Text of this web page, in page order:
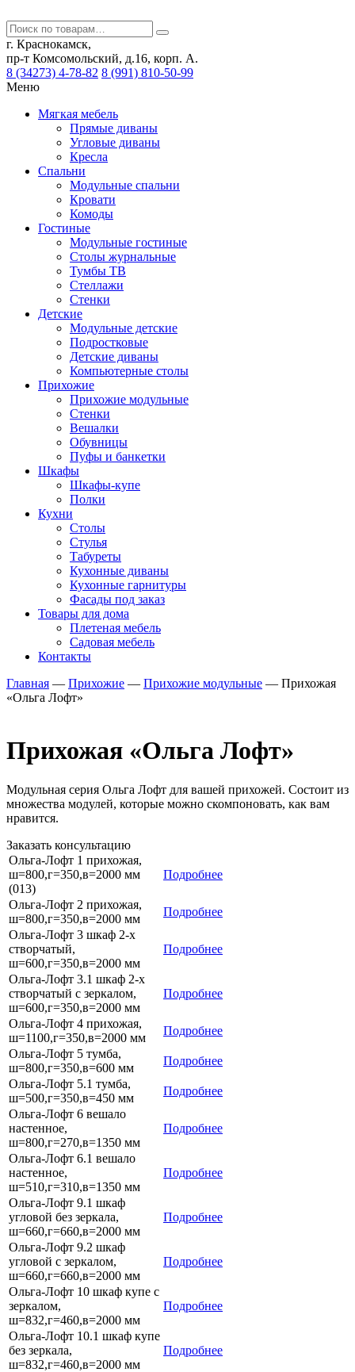
г. Краснокамск,
пр-т Комсомольский, д.16, корп. А.
8 (34273) 4-78-82 8 (991) 810-50-99
Меню
Мягкая мебель
Прямые диваны
Угловые диваны
Кресла
Спальни
Модульные спальни
Кровати
Комоды
Гостиные
Модульные гостиные
Столы журнальные
Тумбы ТВ
Стеллажи
Стенки
Детские
Модульные детские
Подростковые
Детские диваны
Компьютерные столы
Прихожие
Прихожие модульные
Стенки
Вешалки
Обувницы
Пуфы и банкетки
Шкафы
Шкафы-купе
Полки
Кухни
Столы
Стулья
Табуреты
Кухонные диваны
Кухонные гарнитуры
Фасады под заказ
Товары для дома
Плетеная мебель
Садовая мебель
Контакты
Главная — Прихожие — Прихожие модульные — Прихожая
«Ольга Лофт»
Прихожая «Ольга Лофт»
Модульная серия Ольга Лофт для вашей прихожей. Состоит из
множества модулей, которые можно скомпоновать, как вам
нравится.
Заказать консультацию
Ольга-Лофт 1 прихожая,
ш=800,г=350,в=2000 мм
(013)
Подробнее
Ольга-Лофт 2 прихожая,
ш=800,г=350,в=2000 мм
Подробнее
Ольга-Лофт 3 шкаф 2-х
створчатый,
ш=600,г=350,в=2000 мм
Подробнее
Ольга-Лофт 3.1 шкаф 2-х
створчатый с зеркалом,
ш=600,г=350,в=2000 мм
Подробнее
Ольга-Лофт 4 прихожая,
ш=1100,г=350,в=2000 мм
Подробнее
Ольга-Лофт 5 тумба,
ш=800,г=350,в=600 мм
Подробнее
Ольга-Лофт 5.1 тумба,
ш=500,г=350,в=450 мм
Подробнее
Ольга-Лофт 6 вешало
настенное,
ш=800,г=270,в=1350 мм
Подробнее
Ольга-Лофт 6.1 вешало
настенное,
ш=510,г=310,в=1350 мм
Подробнее
Ольга-Лофт 9.1 шкаф
угловой без зеркала,
ш=660,г=660,в=2000 мм
Подробнее
Ольга-Лофт 9.2 шкаф
угловой с зеркалом,
ш=660,г=660,в=2000 мм
Подробнее
Ольга-Лофт 10 шкаф купе с
зеркалом,
ш=832,г=460,в=2000 мм
Подробнее
Ольга-Лофт 10.1 шкаф купе
без зеркала,
ш=832,г=460,в=2000 мм
Подробнее